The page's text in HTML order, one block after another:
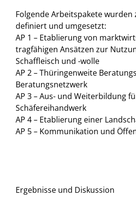
Folgende Arbeitspakete
definiert und umgesetzt:
AP 1 – Etablierung von
tragfähigen Ansätzen zur
Schaffleisch und -wolle
AP 2 – Thüringenweite
Beratungsnetzwerk
AP 3 – Aus- und Weiterbildung
Schäfereihandwerk
AP 4 – Etablierung einer
AP 5 – Kommunikation und
Ergebnisse und Diskussion